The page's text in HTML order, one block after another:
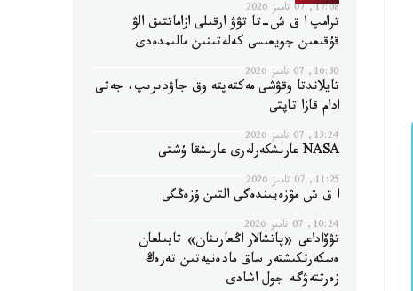
17:08, 07 تامىز 2026
ترامپ ا ق ش-تا تۋۋ ارقىلى ازاماتتىق الۋ
قۇقىعىن جويعىسى كەلەتىنىن مالىمدەدى
16:30, 07 تامىز 2026
تايلاندتا وقۋشى مەكتەپتە وق جاۋدىرىپ، جەتى
ادام قازا تاپتى
13:24, 07 تامىز 2026
NASA عارىشكەرلەرى عارىشقا ۇشتى
11:25, 07 تامىز 2026
ا ق ش مۋزەيىندەگى التىن ۇزەڭگى
10:24, 07 تامىز 2026
تۋۆاداعى «پاتشالار اڭعارىنان» تابىلعان
ەسكەرتكىشتەر ساق مادەنيەتىن تەرەڭ
زەرتتەۋگە جول اشادى